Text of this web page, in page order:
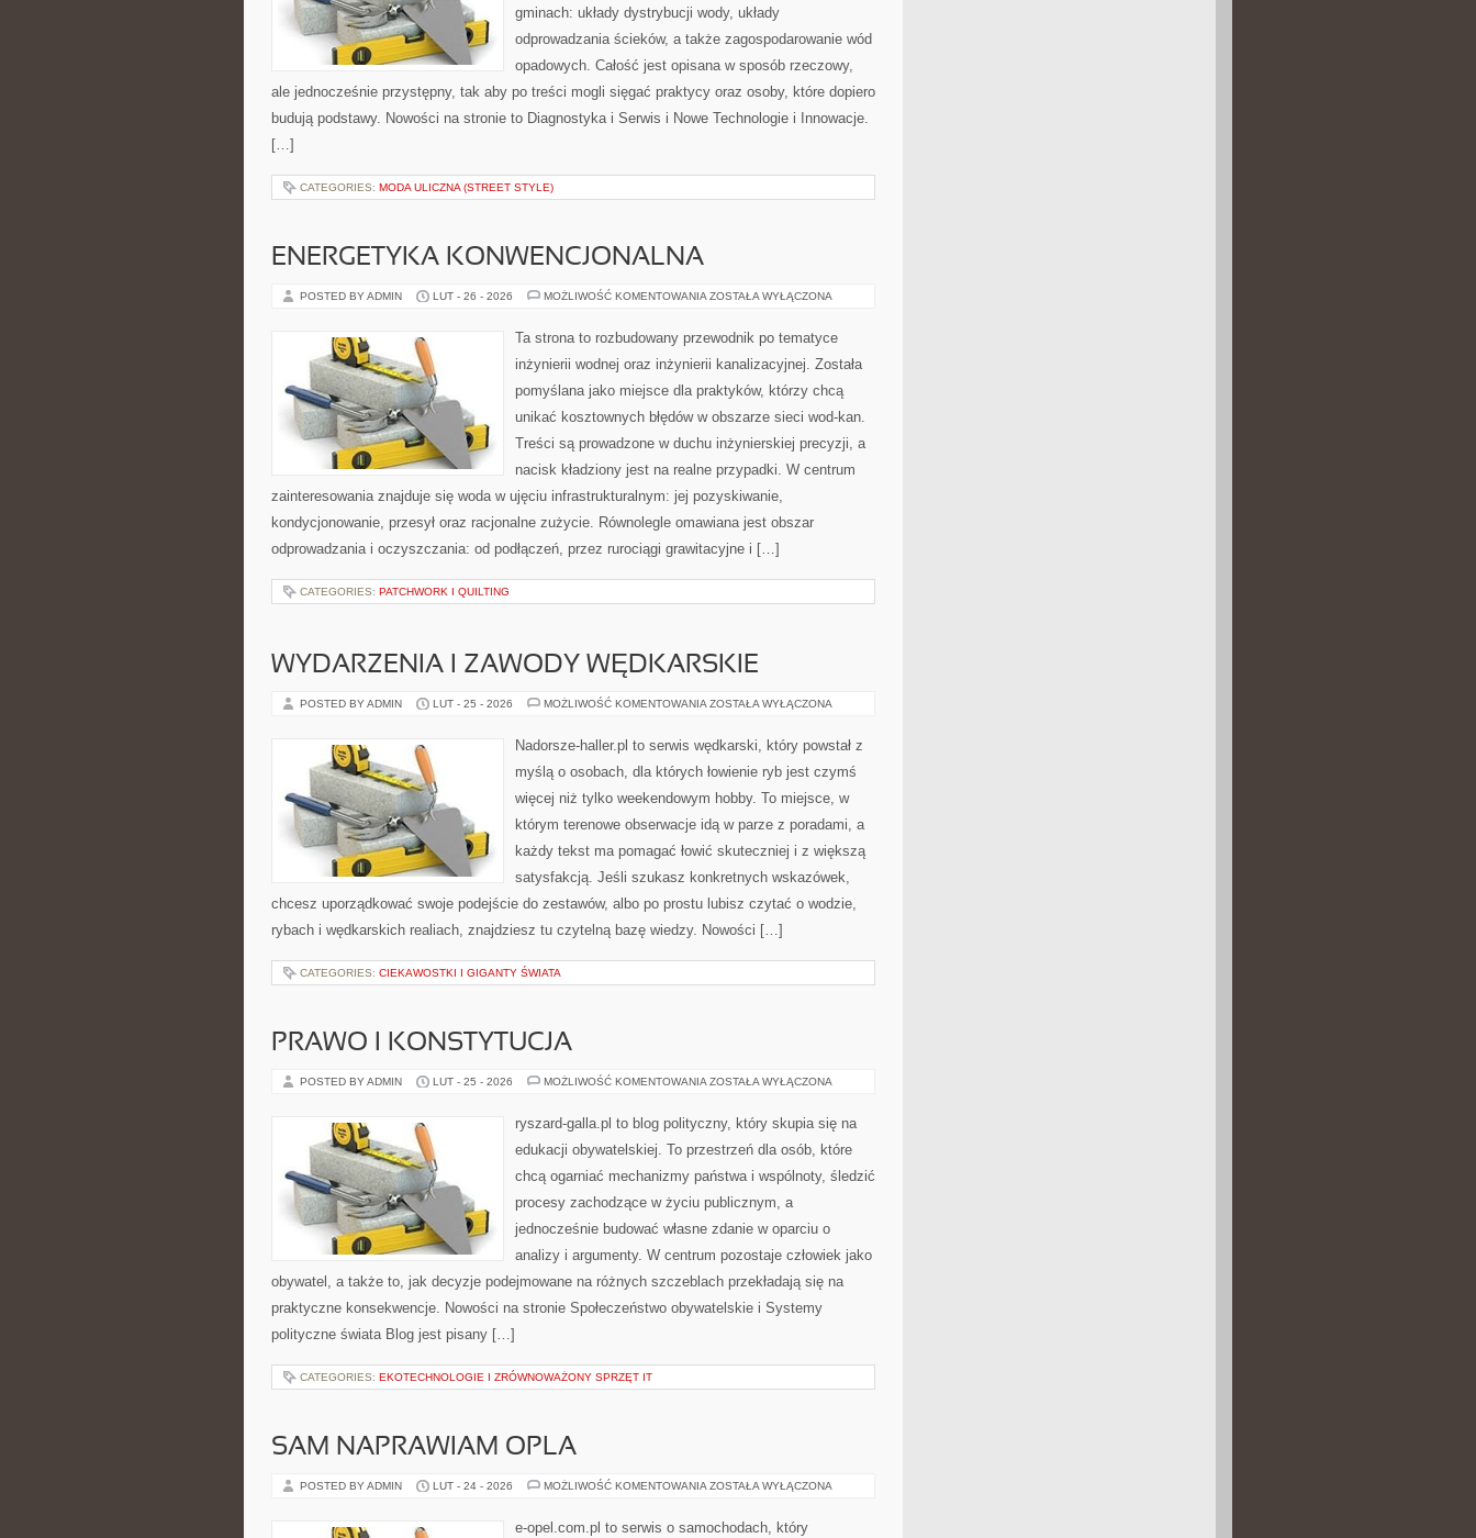
gminach: układy dystrybucji wody, układy
odprowadzania ścieków, a także zagospodarowanie wód
opadowych. Całość jest opisana w sposób rzeczowy,
ale jednocześnie przystępny, tak aby po treści mogli sięgać praktycy oraz osoby, które dopiero
budują podstawy. Nowości na stronie to Diagnostyka i Serwis i Nowe Technologie i Innowacje.
[…]
CATEGORIES: MODA ULICZNA (STREET STYLE)
ENERGETYKA KONWENCJONALNA
POSTED BY ADMIN LUT - 26 - 2026 MOŻLIWOŚĆ KOMENTOWANIA ENERGETYKA
ZOSTAŁA WYŁĄCZONA
Ta strona to rozbudowany przewodnik po tematyce
inżynierii wodnej oraz inżynierii kanalizacyjnej. Została
pomyślana jako miejsce dla praktyków, którzy chcą
unikać kosztownych błędów w obszarze sieci wod-kan.
Treści są prowadzone w duchu inżynierskiej precyzji, a
nacisk kładziony jest na realne przypadki. W centrum
zainteresowania znajduje się woda w ujęciu infrastrukturalnym: jej pozyskiwanie,
kondycjonowanie, przesył oraz racjonalne zużycie. Równolegle omawiana jest obszar
odprowadzania i oczyszczania: od podłączeń, przez rurociągi grawitacyjne i […]
CATEGORIES: PATCHWORK I QUILTING
WYDARZENIA I ZAWODY WĘDKARSKIE
POSTED BY ADMIN LUT - 25 - 2026 MOŻLIWOŚĆ KOMENTOWANIA WYDARZENIA
WĘDKARSKIE
ZOSTAŁA WYŁĄCZONA
Nadorsze-haller.pl to serwis wędkarski, który powstał z
myślą o osobach, dla których łowienie ryb jest czymś
więcej niż tylko weekendowym hobby. To miejsce, w
którym terenowe obserwacje idą w parze z poradami, a
każdy tekst ma pomagać łowić skuteczniej i z większą
satysfakcją. Jeśli szukasz konkretnych wskazówek,
chcesz uporządkować swoje podejście do zestawów, albo po prostu lubisz czytać o wodzie,
rybach i wędkarskich realiach, znajdziesz tu czytelną bazę wiedzy. Nowości […]
CATEGORIES: CIEKAWOSTKI I GIGANTY ŚWIATA
PRAWO I KONSTYTUCJA
POSTED BY ADMIN LUT - 25 - 2026 MOŻLIWOŚĆ KOMENTOWANIA PRAWO
ZOSTAŁA WYŁĄCZONA
ryszard-galla.pl to blog polityczny, który skupia się na
edukacji obywatelskiej. To przestrzeń dla osób, które
chcą ogarniać mechanizmy państwa i wspólnoty, śledzić
procesy zachodzące w życiu publicznym, a
jednocześnie budować własne zdanie w oparciu o
analizy i argumenty. W centrum pozostaje człowiek jako
obywatel, a także to, jak decyzje podejmowane na różnych szczeblach przekładają się na
praktyczne konsekwencje. Nowości na stronie Społeczeństwo obywatelskie i Systemy
polityczne świata Blog jest pisany […]
CATEGORIES: EKOTECHNOLOGIE I ZRÓWNOWAŻONY SPRZĘT IT
SAM NAPRAWIAM OPLA
POSTED BY ADMIN LUT - 24 - 2026 MOŻLIWOŚĆ KOMENTOWANIA SAM
ZOSTAŁA WYŁĄCZONA
e-opel.com.pl to serwis o samochodach, który